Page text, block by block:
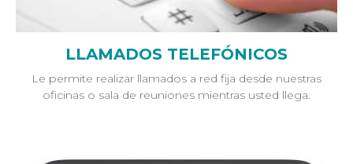
LLAMADOS TELEFÓNICOS
Le permite realizar llamados a red fija desde nuestras
oficinas o sala de reuniones mientras usted llega.